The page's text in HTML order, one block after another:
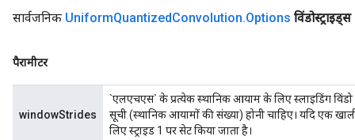
सार्वजनिक UniformQuantizedConvolution.Options विंडोस्ट्राइड्स
पैरामीटर
windowStrides
`एलएचएस` के प्रत्येक स्थानिक आयाम के लिए स्लाइडिंग
सूची (स्थानिक आयामों की संख्या) होनी चाहिए। यदि एक
लिए स्ट्राइड 1 पर सेट किया जाता है।